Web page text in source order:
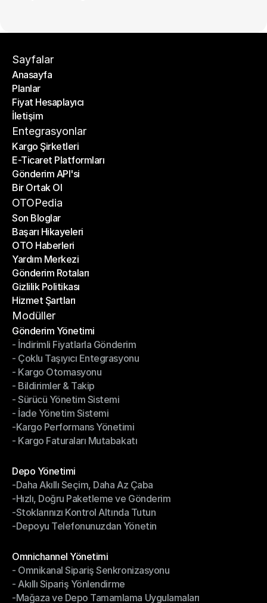
Sayfalar
Anasayfa
Anasayfa
Planlar
Planlar
Fiyat Hesaplayıcı
Fiyat Hesaplayıcı
İletişim
İletişim
Entegrasyonlar
Kargo Şirketleri
Kargo Şirketleri
E-Ticaret Platformları
E-Ticaret Platformları
Gönderim API'si
Gönderim API'si
Bir Ortak Ol
Bir Ortak Ol
OTOPedia
Son Bloglar
Son Bloglar
Başarı Hikayeleri
Başarı Hikayeleri
OTO Haberleri
OTO Haberleri
Yardım Merkezi
Yardım Merkezi
Gönderim Rotaları
Gönderim Rotaları
Gizlilik Politikası
Gizlilik Politikası
Hizmet Şartları
Hizmet Şartları
Modüller
Gönderim Yönetimi
Gönderim Yönetimi
- İndirimli Fiyatlarla Gönderim
- İndirimli Fiyatlarla Gönderim
- Çoklu Taşıyıcı Entegrasyonu
- Çoklu Taşıyıcı Entegrasyonu
- Kargo Otomasyonu
- Kargo Otomasyonu
- Bildirimler & Takip
- Bildirimler & Takip
- Sürücü Yönetim Sistemi
- Sürücü Yönetim Sistemi
- İade Yönetim Sistemi
- İade Yönetim Sistemi
-Kargo Performans Yönetimi
-Kargo Performans Yönetimi
- Kargo Faturaları Mutabakatı
Depo Yönetimi
Depo Yönetimi
-Daha Akıllı Seçim, Daha Az Çaba
-Daha Akıllı Seçim, Daha Az Çaba
-Hızlı, Doğru Paketleme ve Gönderim
-Hızlı, Doğru Paketleme ve Gönderim
-Stoklarınızı Kontrol Altında Tutun
-Stoklarınızı Kontrol Altında Tutun
-Depoyu Telefonunuzdan Yönetin
Omnichannel Yönetimi
Omnichannel Yönetimi
- Omnikanal Sipariş Senkronizasyonu
- Omnikanal Sipariş Senkronizasyonu
- Akıllı Sipariş Yönlendirme
- Akıllı Sipariş Yönlendirme
-Mağaza ve Depo Tamamlama Uygulamaları